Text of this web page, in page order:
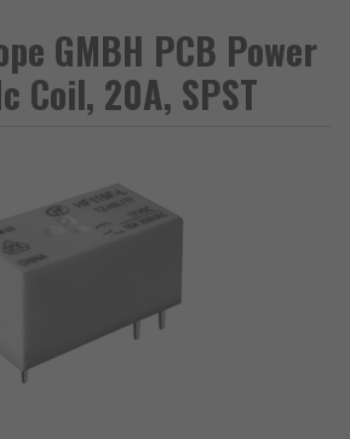
GMBH PCB Power
Coil, 20A, SPST